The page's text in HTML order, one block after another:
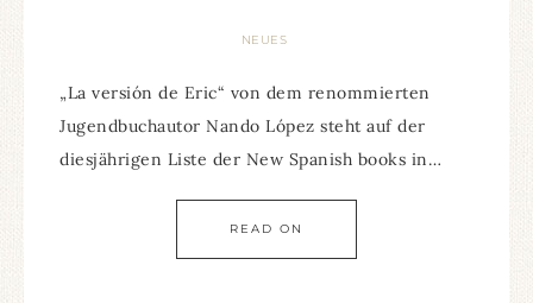
NEUES
„La versión de Eric“ von dem renommierten
Jugendbuchautor Nando López steht auf der
diesjährigen Liste der New Spanish books in…
READ ON